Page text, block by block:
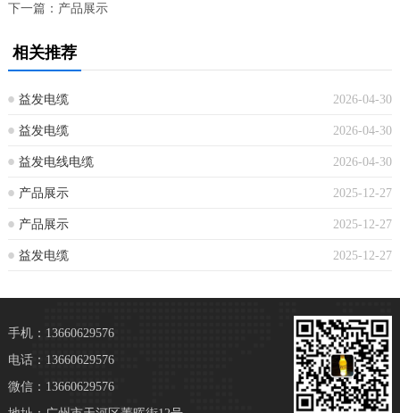
下一篇： 产品展示
相关推荐
2026-04-30
益发电缆
2026-04-30
益发电缆
2026-04-30
益发电线电缆
2025-12-27
产品展示
2025-12-27
产品展示
2025-12-27
益发电缆
手机：13660629576
电话：13660629576
微信：13660629576